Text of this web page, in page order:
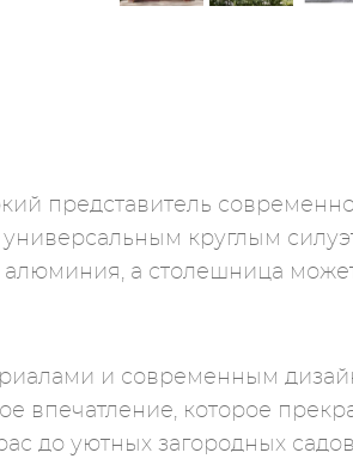
представитель
универсальным круглым
а столешница
и современным
впечатление, которое
до уютных загородных